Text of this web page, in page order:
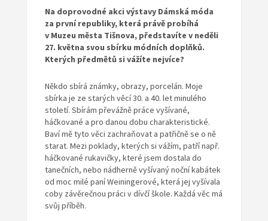
Na doprovodné akci výstavy Dámská móda
za první republiky, která právě probíhá
v Muzeu města Tišnova, představíte v neděli
27. května svou sbírku módních doplňků.
Kterých předmětů si vážíte nejvíce?
Někdo sbírá známky, obrazy, porcelán. Moje
sbírka je ze starých věcí 30. a 40. let minulého
století. Sbírám převážně práce vyšívané,
háčkované a pro danou dobu charakteristické.
Baví mě tyto věci zachraňovat a patřičně se o ně
starat. Mezi poklady, kterých si vážím, patří např.
háčkované rukavičky, které jsem dostala do
tanečních, nebo nádherně vyšívaný noční kabátek
od moc milé paní Weiningerové, která jej vyšívala
coby závěrečnou práci v dívčí škole. Každá věc má
svůj příběh.